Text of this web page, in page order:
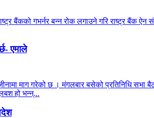
बैंकको गभर्नर बन्न रोक लगाउने गरि राष्ट्र बैंक
एमाले
माग गरेको छ । मंगलबार बसेको प्रतिनिधि
हो भन्न्...